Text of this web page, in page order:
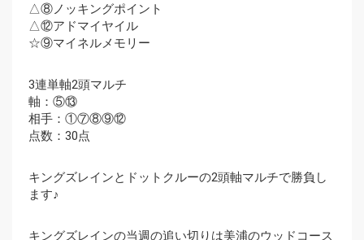
△⑧ノッキングポイント
△⑫アドマイヤイル
☆⑨マイネルメモリー
3連単軸2頭マルチ
軸：⑤⑬
相手：①⑦⑧⑨⑫
点数：30点
キングズレインとドットクルーの2頭軸マルチで勝負し
ます♪
キングズレインの当週の追い切りは美浦のウッドコース